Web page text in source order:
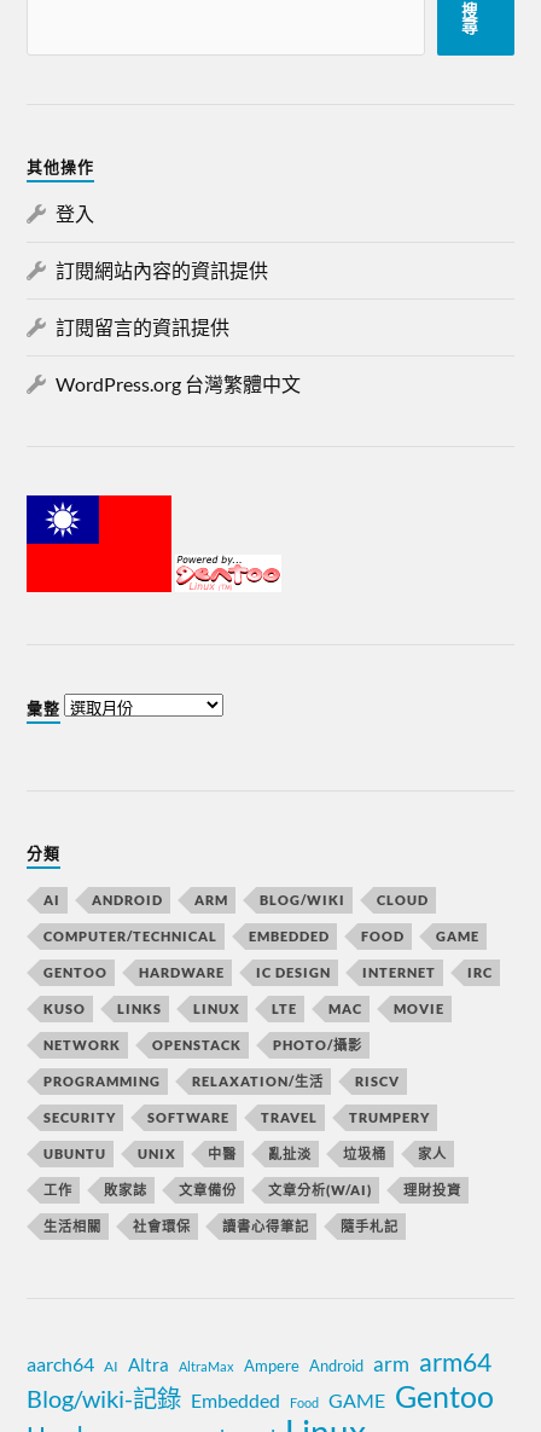
搜
尋
其他操作
登入
訂閱網站內容的資訊提供
訂閱留言的資訊提供
WordPress.org 台灣繁體中文
彙整
分類
AI ANDROID ARM BLOG/WIKI CLOUD
COMPUTER/TECHNICAL EMBEDDED FOOD GAME
GENTOO HARDWARE IC DESIGN INTERNET IRC
KUSO LINKS LINUX LTE MAC MOVIE
NETWORK OPENSTACK PHOTO/攝影
PROGRAMMING RELAXATION/生活 RISCV
SECURITY SOFTWARE TRAVEL TRUMPERY
UBUNTU UNIX 中醫 亂扯淡 垃圾桶 家人
工作 敗家誌 文章備份 文章分析(W/AI) 理財投資
生活相關 社會環保 讀書心得筆記 隨手札記
aarch64 AI Altra AltraMax Ampere Android arm arm64
Blog/wiki-記錄 Embedded Food GAME Gentoo